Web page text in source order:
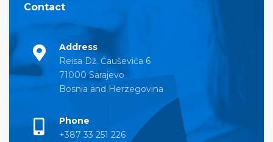
Contact
Address
Reisa Dž. Čauševića 6
71000 Sarajevo
Bosnia and Herzegovina
Phone
+387 33 251 226